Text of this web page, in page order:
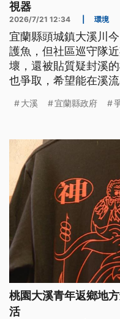
視器
2026/7/21 12:34 環境
宜蘭縣頭城鎮大溪川
護魚，但社區巡守隊
壞，還被貼質疑封溪
也爭取，希望能在溪
大溪 宜蘭縣政府
桃園大溪青年返鄉地
活